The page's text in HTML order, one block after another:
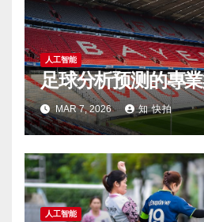
人工智能
足球分析预测的專
MAR 7, 2026 知 快拍
人工智能